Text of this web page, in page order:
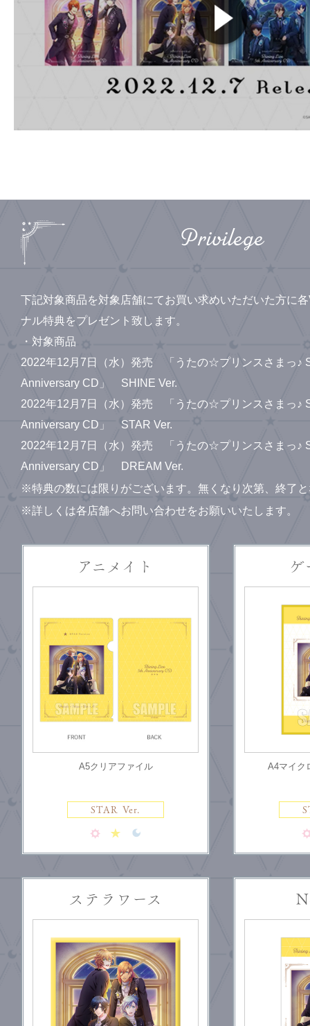
Privilege
下記対象商品を対象店舗にてお買い求めいただいた方に
ナル特典をプレゼント致します。
・対象商品
2022年12月7日（水）発売 「うたの☆プリンスさまっ♪
Anniversary CD」 SHINE Ver.
2022年12月7日（水）発売 「うたの☆プリンスさまっ♪
Anniversary CD」 STAR Ver.
2022年12月7日（水）発売 「うたの☆プリンスさまっ♪
Anniversary CD」 DREAM Ver.
※特典の数には限りがございます。無くなり次第、終了
※詳しくは各店舗へお問い合わせをお願いいたします。
アニメイト
A5クリアファイル
STAR Ver.
ゲ
A4マイク
ステラワース